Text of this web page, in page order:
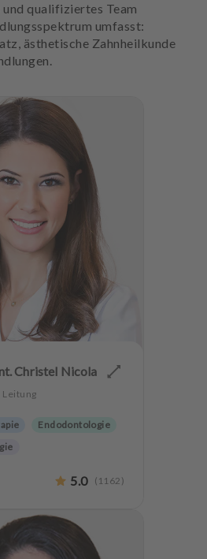
qualifiziertes Team
umfasst:
ästhetische Zahnheilkunde
Christel Nicola
Leitung
Endodontologie
Zahnersatz
Zahnerhaltung
5.0 ( 1162 )